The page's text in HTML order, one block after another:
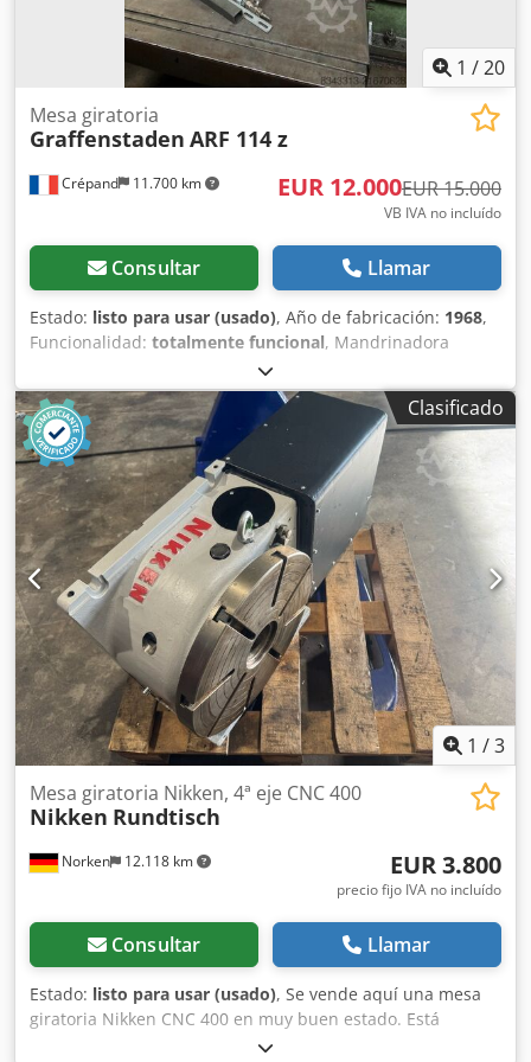
técnica y servicio in situ ✔ Suministro rápido de piezas de
repuesto ✔ Asistencia en la integración y puesta en
marcha ✔ Numerosos proyectos de referencia disponibles
en Alemania
1 /20
Crépand 11.700 km
Mesa giratoria
Graffenstaden ARF 114 z
EUR 12.000EUR 15.000
VB IVA no incluído
Consultar Llamar
Estado: listo para usar (usado), Año de fabricación: 1968,
Funcionalidad: totalmente funcional, Mandrinadora
GRAFFENSTADEN ARF 114 Z, adjunto fotos y descripciones
Máquina en perfecto estado mecánico y eléctrico
Desplazamiento del carro longitudinal: 2 m
Desplazamiento transversal: 2 m Altura: 1,75 m Diámetro
del cabezal: 115 mm Recorrido del cabezal: 900 mm 1
cabezal universal Graffenstaden 1 mesa giratoria Andréa 1
prolongador 1 visualizador digital de 3 ejes 2 gamas de
avance por variador en todos los movimientos Numerosas
herramientas Posibilidad de ver la máquina en
funcionamiento Cjdpsyzm Dfofx Ag Dsha Máquina a
desmantelar en el lugar Tel: 03.80.92.23.28 o
03.80.92.34.03 o 06.79.58.06.79
Clasificado
1 /3
Norken 12.118 km
Mesa giratoria Nikken, 4ª eje CNC 400
Nikken Rundtisch
EUR 3.800
precio fijo IVA no incluído
Consultar Llamar
Estado: listo para usar (usado), Se vende aquí una mesa
giratoria Nikken CNC 400 en muy buen estado. Está
preparada para control Mazak M32, pero se puede